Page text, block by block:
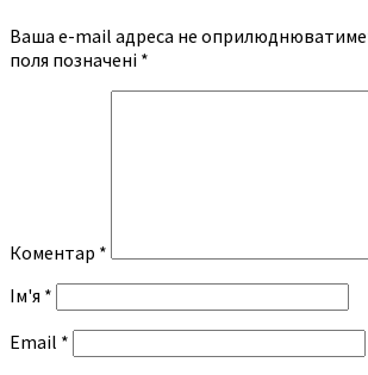
Ваша e-mail адреса не
поля позначені *
Коментар *
Ім'я *
Email *